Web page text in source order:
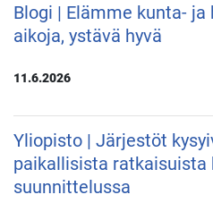
Blogi | Elämme kunta-
aikoja, ystävä hyvä
11.6.2026
Yliopisto | Järjestöt
paikallisista ratkaisuista
suunnittelussa